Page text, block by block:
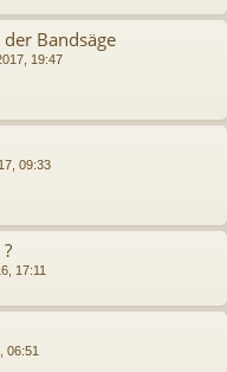
Bandsäge
19:47
09:33
17:11
06:51